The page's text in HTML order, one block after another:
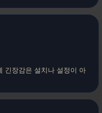
긴장감은 설치나 설정이 아